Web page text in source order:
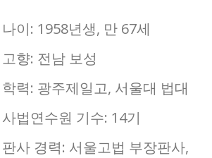
이: 1958년생, 만 67세
향: 전남 보성
력: 광주제일고, 서울대 법대
법연수원 기수: 14기
사 경력: 서울고법 부장판사,